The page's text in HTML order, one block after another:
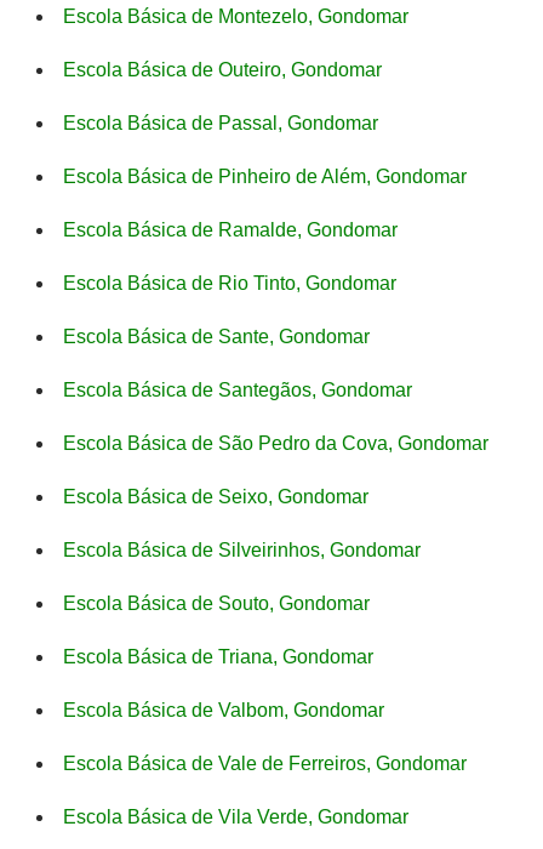
Escola Básica de Montezelo, Gondomar
Escola Básica de Outeiro, Gondomar
Escola Básica de Passal, Gondomar
Escola Básica de Pinheiro de Além, Gondomar
Escola Básica de Ramalde, Gondomar
Escola Básica de Rio Tinto, Gondomar
Escola Básica de Sante, Gondomar
Escola Básica de Santegãos, Gondomar
Escola Básica de São Pedro da Cova, Gondomar
Escola Básica de Seixo, Gondomar
Escola Básica de Silveirinhos, Gondomar
Escola Básica de Souto, Gondomar
Escola Básica de Triana, Gondomar
Escola Básica de Valbom, Gondomar
Escola Básica de Vale de Ferreiros, Gondomar
Escola Básica de Vila Verde, Gondomar